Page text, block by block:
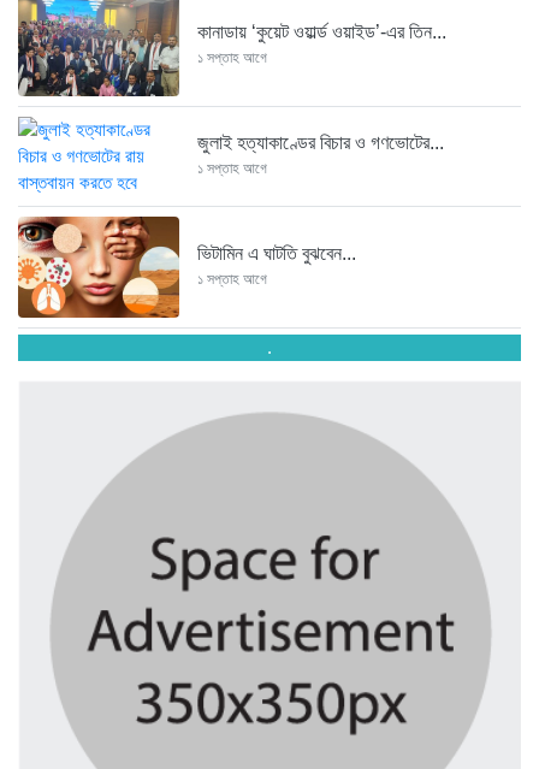
কানাডায় ‘কুয়েট ওয়ার্ল্ড ওয়াইড’-এর তিন...
১ সপ্তাহ আগে
জুলাই হত্যাকাণ্ডের বিচার ও গণভোটের...
১ সপ্তাহ আগে
ভিটামিন এ ঘাটতি বুঝবেন...
১ সপ্তাহ আগে
তরুণ উদ্ভাবক ও প্রযুক্তি উদ্যোক্তাদের...
মাদরাসাকে অবহেলা করা শুরু মুজিব...
১ সপ্তাহ আগে
অনেক পরিবার এখনো তাঁদের স্বজন...
.